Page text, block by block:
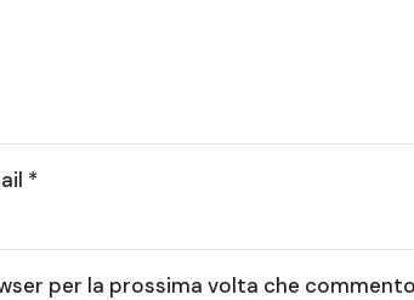
*
per la prossima volta che